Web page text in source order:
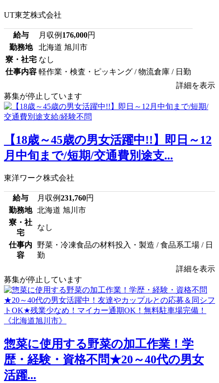
UT東芝株式会社
給与 月収例 176,000円
勤務地
北海道 旭川市
寮・社宅 なし
仕事内容 軽作業・検査・ピッキング / 物流倉庫 / 日勤
詳細を表示
募集が停止しています
【18歳～45歳の男女活躍中!!】即日～12
月中旬まで/短期/交通費別途支...
東洋ワーク株式会社
給与 月収例231,760円
勤務地
北海道 旭川市
寮・社
宅
なし
仕事内
容
野菜・冷凍食品の材料投入・製造 / 食品系工場 / 日
勤
詳細を表示
募集が停止しています
惣菜に使用する野菜の加工作業！学
歴・経験・資格不問★20～40代の男女
活躍...